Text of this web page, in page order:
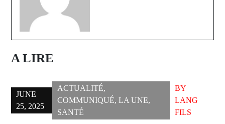
A LIRE
JUNE
25, 2025
ACTUALITÉ,
COMMUNIQUÉ,LA UNE,
SANTÉ
BY
LANG
FILS